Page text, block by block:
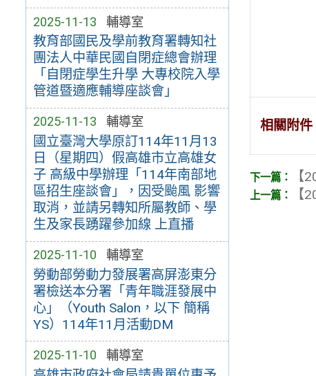
2025-11-13 輔導室
教育部國民及學前教育署轉知社
團法人中華民國自閉症總會辦理
「自閉症學生升學 大專校院入學
管道暨適應輔導座談會」
2025-11-13 輔導室
國立臺灣大學原訂114年11月13
日（星期四）假高雄市立高雄女
子 高級中學辦理「114年南部地
區招生座談會」，因受颱風 影響
取消，並請另轉知所屬教師、學
生及家長踴躍參加線 上直播
2025-11-10 輔導室
勞動部勞動力發展署高屏澎東分
署檢送本分署「青年職涯發展中
心」（Youth Salon，以下 簡稱
YS）114年11月活動DM
2025-11-10 輔導室
相關附件
【
【